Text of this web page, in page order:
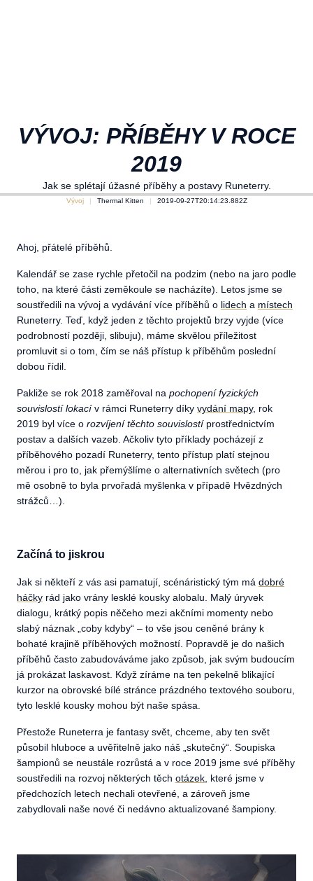
VÝVOJ: PŘÍBĚHY V ROCE
2019
Jak se splétají úžasné příběhy a postavy Runeterry.
Vývoj Thermal Kitten 2019-09-27T20:14:23.882Z
Ahoj, přátelé příběhů.
Kalendář se zase rychle přetočil na podzim (nebo na jaro podle
toho, na které části zeměkoule se nacházíte). Letos jsme se
soustředili na vývoj a vydávání více příběhů o lidech a místech
Runeterry. Teď, když jeden z těchto projektů brzy vyjde (více
podrobností později, slibuju), máme skvělou příležitost
promluvit si o tom, čím se náš přístup k příběhům poslední
dobou řídil.
Pakliže se rok 2018 zaměřoval na pochopení fyzických
souvislostí lokacív rámci Runeterry díky vydání mapy, rok
2019 byl více o rozvíjení těchto souvislostíprostřednictvím
postav a dalších vazeb. Ačkoliv tyto příklady pocházejí z
příběhového pozadí Runeterry, tento přístup platí stejnou
měrou i pro to, jak přemýšlíme o alternativních světech (pro
mě osobně to byla prvořadá myšlenka v případě Hvězdných
strážců…).
Začíná to jiskrou
Jak si někteří z vás asi pamatují, scénáristický tým má dobré
háčky rád jako vrány lesklé kousky alobalu. Malý úryvek
dialogu, krátký popis něčeho mezi akčními momenty nebo
slabý náznak „coby kdyby“ – to vše jsou ceněné brány k
bohaté krajině příběhových možností. Popravdě je do našich
příběhů často zabudováváme jako způsob, jak svým budoucím
já prokázat laskavost. Když zíráme na ten pekelně blikající
kurzor na obrovské bílé stránce prázdného textového souboru,
tyto lesklé kousky mohou být naše spása.
Přestože Runeterra je fantasy svět, chceme, aby ten svět
působil hluboce a uvěřitelně jako náš „skutečný“. Soupiska
šampionů se neustále rozrůstá a v roce 2019 jsme své příběhy
soustředili na rozvoj některých těch otázek , které jsme v
předchozích letech nechali otevřené, a zároveň jsme
zabydlovali naše nové či nedávno aktualizované šampiony.